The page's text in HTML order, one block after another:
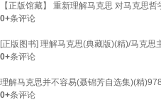
【正版馆藏】 重新理解马克思 对马克思
0+条评论
[正版图书] 理解马克思(典藏版)(精)/马克
0+条评论
理解马克思并不容易(聂锦芳自选集)(精
0+条评论